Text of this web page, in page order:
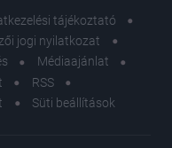
tájékoztató
jogi nyilatkozat
Médiaajánlat
RSS
Süti beállítások